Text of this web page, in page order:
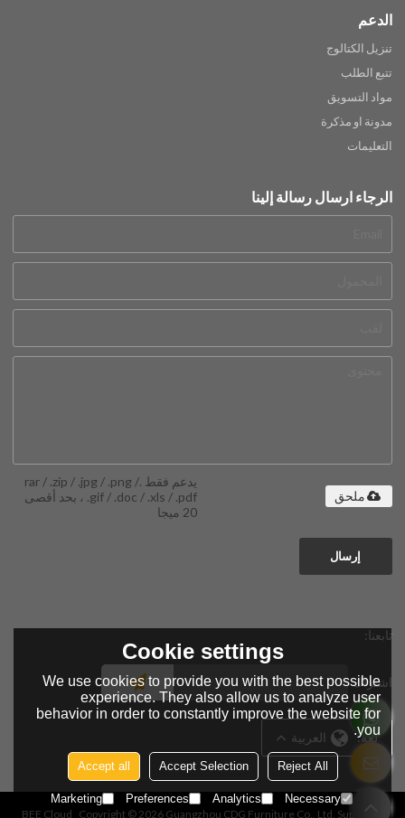
الدعم
تنزيل الكتالوج
تتبع الطلب
مواد التسويق
مدونة او مذكرة
التعليمات
الرجاء ارسال رسالة إلينا
يدعم فقط .rar / .zip / .jpg / .png /
.gif / .doc / .xls / .pdf ، بحد أقصى
20 ميجا
ملحق
إرسال
تابعنا:
اشتراك
لغة: العربية
Copyright © 2026 Guangzhou CDG Furniture Co., Ltd. Support By
BEE Cloud
Cookie settings
We use cookies to provide you with the best possible
experience. They also allow us to analyze user
behavior in order to constantly improve the website for
you.
Reject All
Accept Selection
Accept all
Necessary
Analytics
Preferences
Marketing